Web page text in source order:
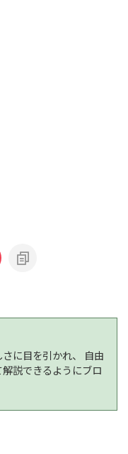
に目を引かれ、 自由
説できるようにブロ